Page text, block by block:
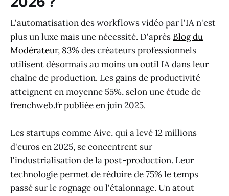
L'automatisation des workflows vidéo par l'IA n'est
plus un luxe mais une nécessité. D'après Blog du
Modérateur, 83% des créateurs professionnels
utilisent désormais au moins un outil IA dans leur
chaîne de production. Les gains de productivité
atteignent en moyenne 55%, selon une étude de
frenchweb.fr publiée en juin 2025.
Les startups comme Aive, qui a levé 12 millions
d'euros en 2025, se concentrent sur
l'industrialisation de la post-production. Leur
technologie permet de réduire de 75% le temps
passé sur le rognage ou l'étalonnage. Un atout